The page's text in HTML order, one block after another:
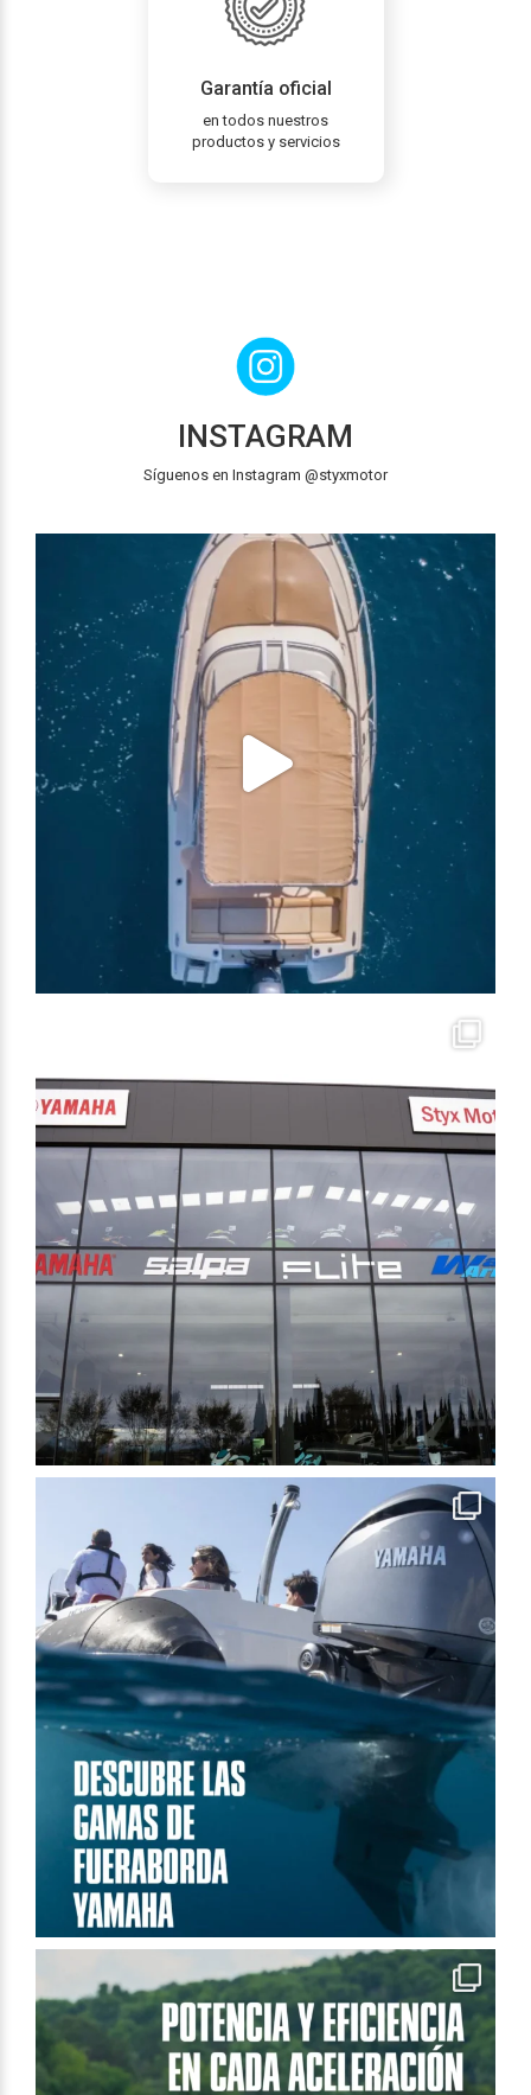
Garantía oficial
en todos nuestros
productos y servicios
INSTAGRAM
Síguenos en Instagram @styxmotor